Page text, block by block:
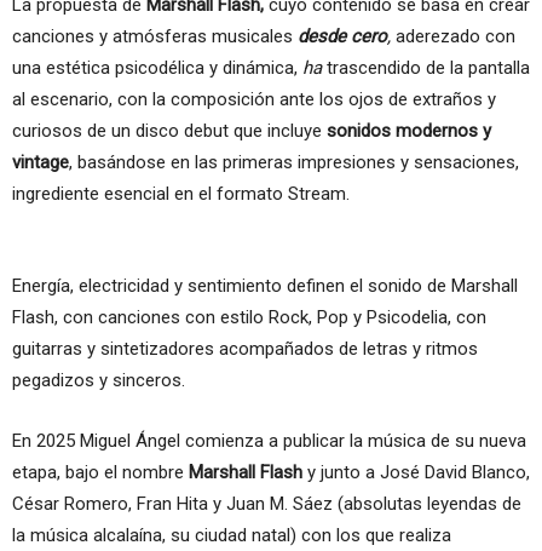
La propuesta de Marshall Flash, cuyo contenido se basa en crear
canciones y atmósferas musicales desde cero, aderezado con
una estética psicodélica y dinámica, hatrascendido de la pantalla
al escenario, con la composición ante los ojos de extraños y
curiosos de un disco debut que incluye sonidos modernos y
vintage, basándose en las primeras impresiones y sensaciones,
ingrediente esencial en el formato Stream.
Energía, electricidad y sentimiento definen el sonido de Marshall
Flash, con canciones con estilo Rock, Pop y Psicodelia, con
guitarras y sintetizadores acompañados de letras y ritmos
pegadizos y sinceros.
En 2025 Miguel Ángel comienza a publicar la música de su nueva
etapa, bajo el nombre Marshall Flash y junto a José David Blanco,
César Romero, Fran Hita y Juan M. Sáez (absolutas leyendas de
la música alcalaína, su ciudad natal) con los que realiza